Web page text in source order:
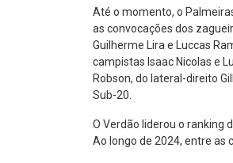
Até o momento, o
as convocações dos
Guilherme Lira e Luccas
campistas Isaac Nicolas e
Robson, do lateral-direito
Sub-20.
O Verdão liderou o ranking
Ao longo de 2024, entre as